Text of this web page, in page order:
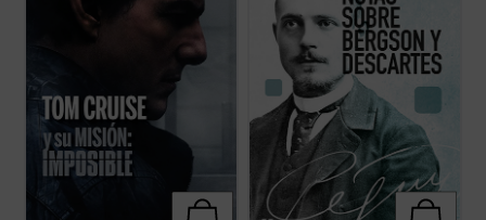
filosofía, teología y ...
(ver ficha)
Descartes y la filosofía ...(ver ficha)